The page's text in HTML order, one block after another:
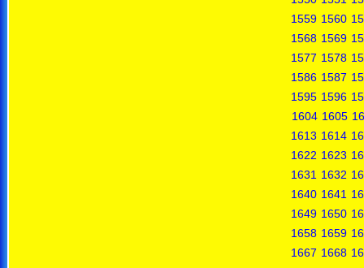
1559 1560
1568 1569
1577 1578
1586 1587
1595 1596
1604 1605
1613 1614
1622 1623
1631 1632
1640 1641
1649 1650
1658 1659
1667 1668